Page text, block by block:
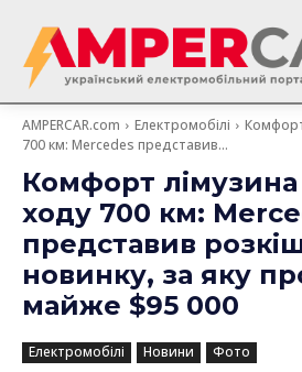
AMPERCAR.com Електромобілі
700 км: Mercedes представив...
Комфорт лімузина
ходу 700 км:
представив
новинку, за яку
майже $95 000
Електромобілі Новини Фото